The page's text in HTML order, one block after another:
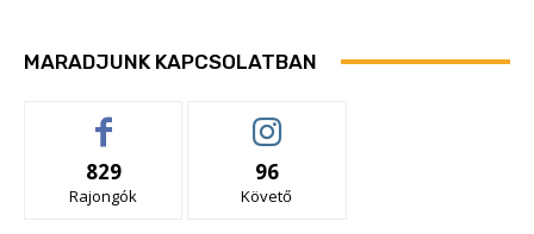
MARADJUNK KAPCSOLATBAN
829
Rajongók
96
Követő